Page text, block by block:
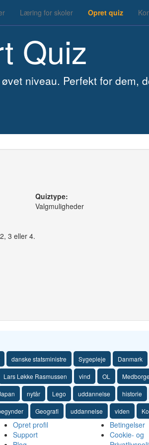
Læring for skoler Opret quiz
Quiz
niveau. Perfekt for dem,
Quiztype:
Valgmuligheder
3 eller 4.
danske statsministre Sygepleje Danmark
Lars Løkke Rasmussen vind OL
nytår Lego uddannelse historie
Geografi uddannelse viden
Opret profil
Support
Betingelser
Cookie- og